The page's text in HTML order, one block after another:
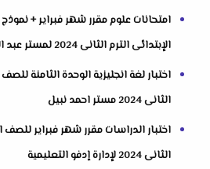
امتحانات علوم مقرر شهر فبراير +
الإبتدائى الترم الثانى 2024 لمستر عبد الوهاب عثمان
اختبار لغة انجليزية الوحدة الثامنة
الثانى 2024 مستر احمد نبيل
اختبار الدراسات مقرر شهر فبراير للصف
الثانى 2024 لإدارة إدفو التعليمية